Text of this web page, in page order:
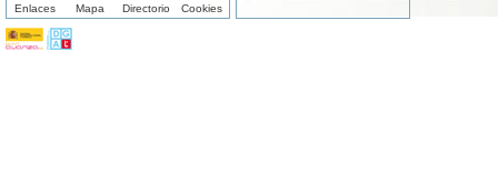
Enlaces Mapa Directorio Cookies